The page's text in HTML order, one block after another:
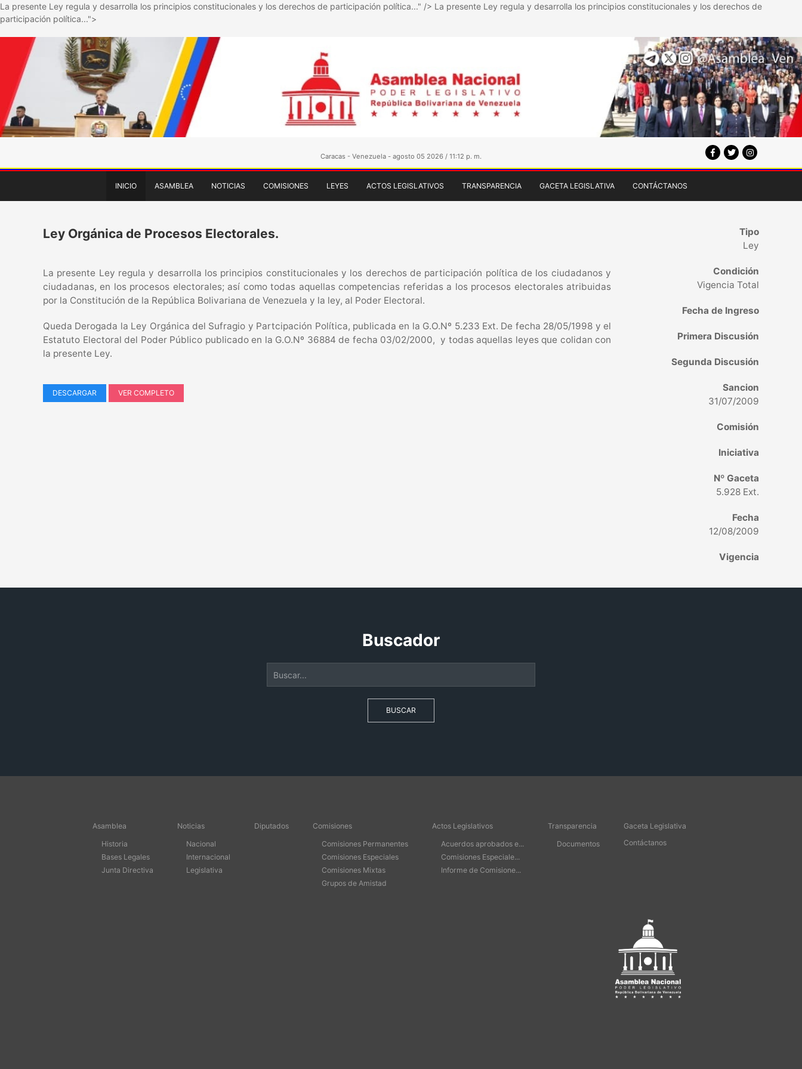
La presente Ley regula y desarrolla los principios constitucionales y los derechos de participación política..." /> La presente Ley regula y desarrolla los principios constitucionales y los derechos de
participación política...">
Caracas - Venezuela - agosto 05 2026 / 11:12 p. m.
INICIO ASAMBLEA NOTICIAS COMISIONES LEYES ACTOS LEGISLATIVOS TRANSPARENCIA GACETA LEGISLATIVA CONTÁCTANOS
Ley Orgánica de Procesos Electorales.
La presente Ley regula y desarrolla los principios constitucionales y los derechos de participación política de los ciudadanos y
ciudadanas, en los procesos electorales; así como todas aquellas competencias referidas a los procesos electorales atribuidas
por la Constitución de la República Bolivariana de Venezuela y la ley, al Poder Electoral.
Queda Derogada la Ley Orgánica del Sufragio y Partcipación Política, publicada en la G.O.Nº 5.233 Ext. De fecha 28/05/1998 y el
Estatuto Electoral del Poder Público publicado en la G.O.Nº 36884 de fecha 03/02/2000, y todas aquellas leyes que colidan con
la presente Ley.
DESCARGAR VER COMPLETO
Tipo
Ley
Condición
Vigencia Total
Fecha de Ingreso
Primera Discusión
Segunda Discusión
Sancion
31/07/2009
Comisión
Iniciativa
Nº Gaceta
5.928 Ext.
Fecha
12/08/2009
Vigencia
Buscador
BUSCAR
Asamblea
Historia
Bases Legales
Junta Directiva
Noticias
Nacional
Internacional
Legislativa
Diputados
Comisiones
Comisiones Permanentes
Comisiones Especiales
Comisiones Mixtas
Grupos de Amistad
Actos Legislativos
Acuerdos aprobados e...
Comisiones Especiale...
Informe de Comisione...
Transparencia
Documentos
Gaceta Legislativa
Contáctanos